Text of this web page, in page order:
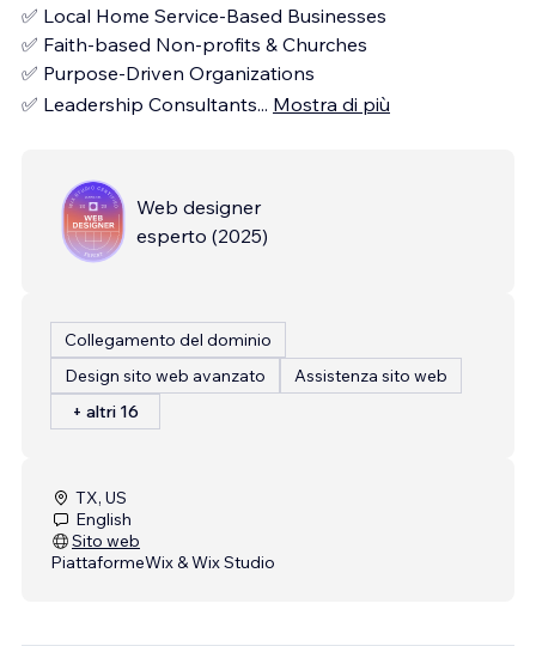
✅ Local Home Service-Based Businesses
✅ Faith-based Non-profits & Churches
✅ Purpose-Driven Organizations
✅ Leadership Consultants... Mostra di più
Web designer
esperto (2025)
Collegamento del dominio
Design sito web avanzato
Assistenza sito web
+ altri 16
TX, US
English
Sito web
PiattaformeWix & Wix Studio